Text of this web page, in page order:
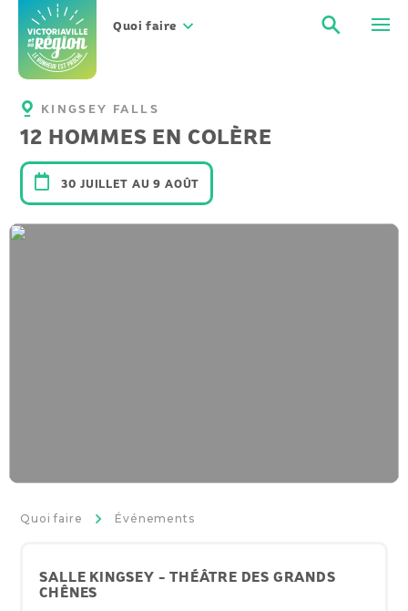
contenu
Quoi faire
KINGSEY FALLS
12 HOMMES EN COLÈRE
30 JUILLET AU 9 AOÛT
Quoi faire >
Événements
SALLE KINGSEY - THÉÂTRE DES GRANDS
CHÊNES